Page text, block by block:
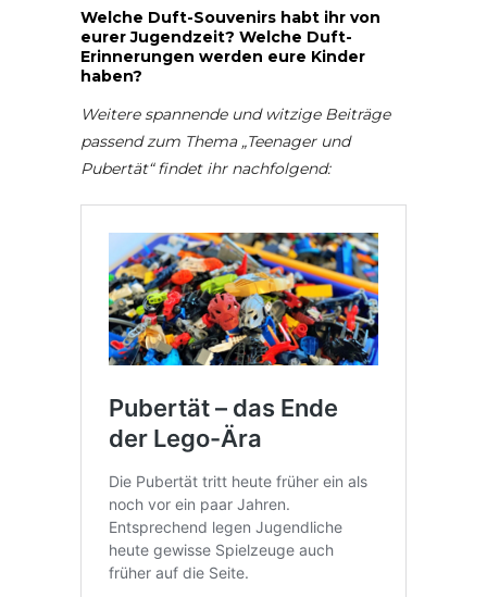
Welche Duft-Souvenirs habt ihr von
eurer Jugendzeit? Welche Duft-
Erinnerungen werden eure Kinder
haben?
Weitere spannende und witzige Beiträge
passend zum Thema „Teenager und
Pubertät“ findet ihr nachfolgend: